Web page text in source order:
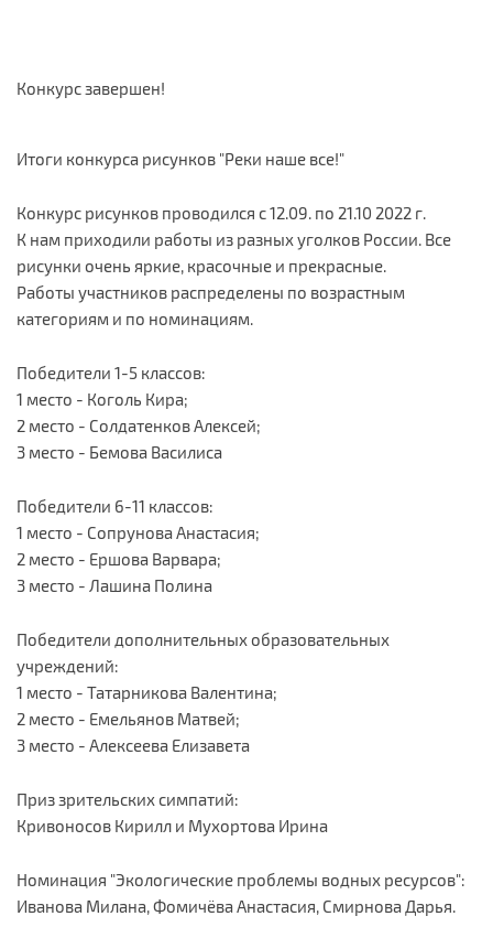
Конкурс завершен!
Итоги конкурса рисунков "Реки наше все!"
Конкурс рисунков проводился с 12.09. по 21.10 2022 г.
К нам приходили работы из разных уголков России. Все
рисунки очень яркие, красочные и прекрасные.
Работы участников распределены по возрастным
категориям и по номинациям.
Победители 1-5 классов:
1 место - Коголь Кира;
2 место - Солдатенков Алексей;
3 место - Бемова Василиса
Победители 6-11 классов:
1 место - Сопрунова Анастасия;
2 место - Ершова Варвара;
3 место - Лашина Полина
Победители дополнительных образовательных
учреждений:
1 место - Татарникова Валентина;
2 место - Емельянов Матвей;
3 место - Алексеева Елизавета
Приз зрительских симпатий:
Кривоносов Кирилл и Мухортова Ирина
Номинация "Экологические проблемы водных ресурсов":
Иванова Милана, Фомичёва Анастасия, Смирнова Дарья.